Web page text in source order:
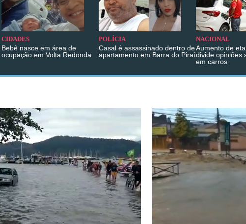
CIDADES
Bebê nasce em área de
ocupação em Volta Redonda
POLÍCIA
Casal é assassinado dentro de
apartamento em Barra do Piraí
NACIONAL
Aumento de
divide opiniões
em carros